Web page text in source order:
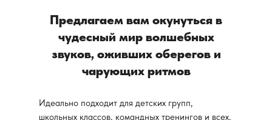
Идеально подходит для детских групп,
школьных классов, командных тренингов и всех,
Предлагаем вам окунуться в
чудесный мир волшебных
звуков, оживших оберегов и
чарующих ритмов